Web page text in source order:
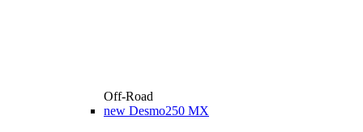
Off-Road
new Desmo250 MX